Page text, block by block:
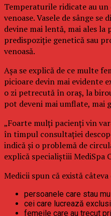
Temperaturile ridicate au
venoase. Vasele de sânge
devine mai lentă, mai ales la
predispoziție genetică sau
venoasă.
Așa se explică de ce multe
picioare devin mai evidente
o zi petrecută în oraș, la
pot deveni mai umflate, mai
„Foarte mulți pacienți vin
în timpul consultației
indică și o problemă de
explică specialiștiii MediSpa
Medicii spun că există
persoanele care stau
cei care lucrează
femeile care au trecut